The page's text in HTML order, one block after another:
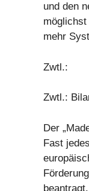
und den
mehr
Zwtl.:
Zwtl.:
Der
Fast
beantragt.